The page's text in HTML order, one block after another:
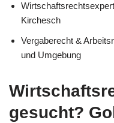
Kirchesch
Vergaberecht &
und Umgebung
gesucht?